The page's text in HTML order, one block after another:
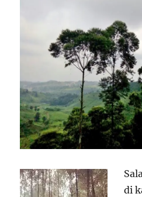
di